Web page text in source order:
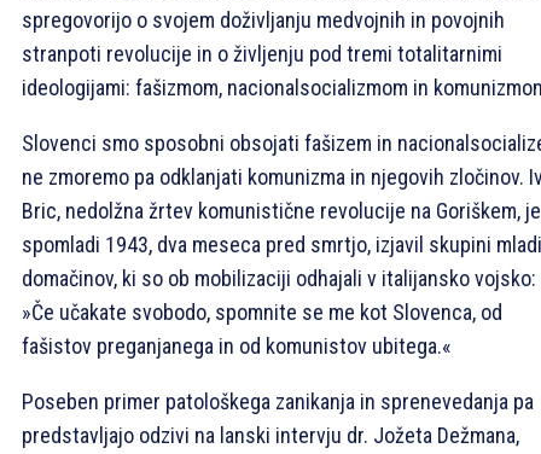
spregovorijo o svojem doživljanju medvojnih in povojnih
stranpoti revolucije in o življenju pod tremi totalitarnimi
ideologijami: fašizmom, nacionalsocializmom in
Slovenci smo sposobni obsojati fašizem in
ne zmoremo pa odklanjati komunizma in njegovih zločinov.
Bric, nedolžna žrtev komunistične revolucije na Goriškem, je
spomladi 1943, dva meseca pred smrtjo, izjavil skupini
domačinov, ki so ob mobilizaciji odhajali v italijansko vojsko:
»Če učakate svobodo, spomnite se me kot Slovenca, od
fašistov preganjanega in od komunistov ubitega.«
Poseben primer patološkega zanikanja in sprenevedanja pa
predstavljajo odzivi na lanski intervju dr. Jožeta Dežmana,